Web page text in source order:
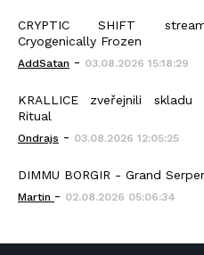
CRYPTIC SHIFT
Cryogenically Frozen
AddSatan - 03.08.2026 15:18:29
KRALLICE zveřejnili skladu
Ritual
Ondrajs - 03.08.2026 12:05:25
DIMMU BORGIR - Grand
Martin - 02.08.2026 05:06:34